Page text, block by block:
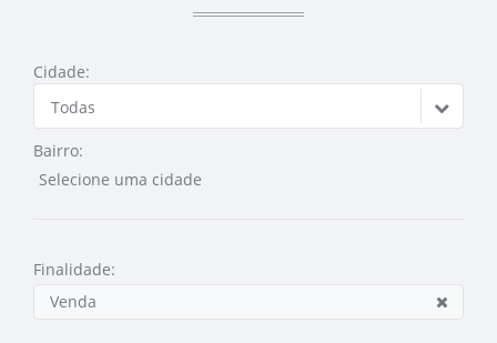
Cidade:
Todas
Bairro:
Finalidade:
Venda